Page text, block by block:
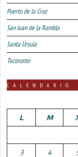
Puerto de la Cruz
San Juan de la Rambla
Santa Úrsula
Tacoronte
CALENDARIO
L
M
3 4